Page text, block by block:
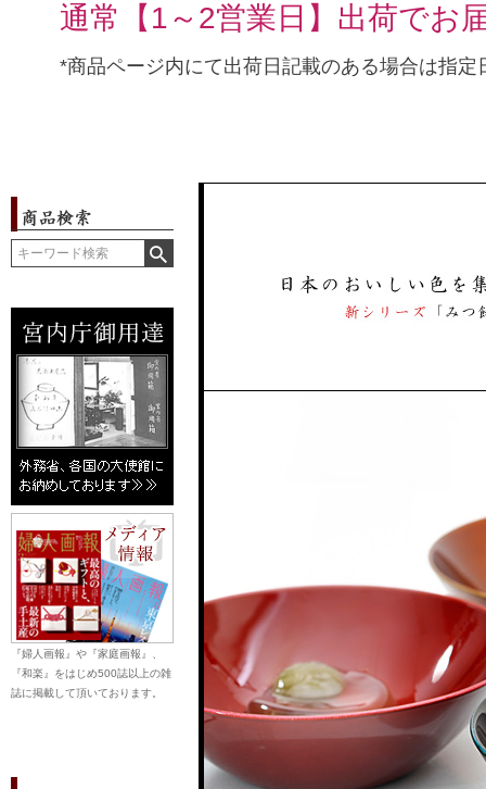
通常【1～2営業日】出荷でお
*商品ページ内にて出荷日記載のある場合は指定
『婦人画報』や『家庭画報』、
『和楽』をはじめ500誌以上の雑
誌に掲載して頂いております。